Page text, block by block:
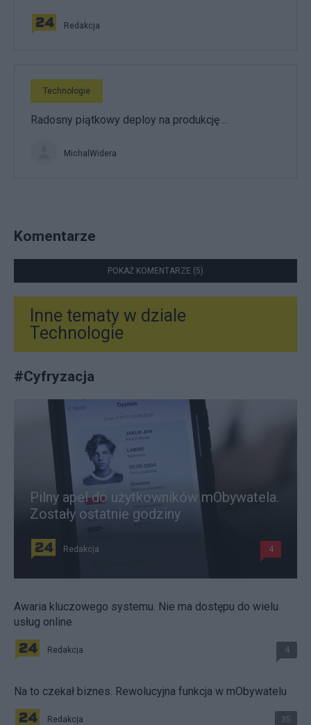
Redakcja
Technologie
Radosny piątkowy deploy na produkcję ...
MichalWidera
Komentarze
POKAŻ KOMENTARZE (5)
Inne tematy w dziale
Technologie
#Cyfryzacja
Pilny apel do użytkowników mObywatela.
Zostały ostatnie godziny
Redakcja 4
Awaria kluczowego systemu. Nie ma dostępu do wielu
usług online
Redakcja 4
Na to czekał biznes. Rewolucyjna funkcja w mObywatelu
Redakcja 35